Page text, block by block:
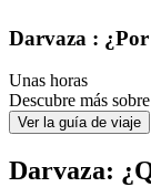
Darvaza :
Unas horas
Descubre más
Ver la guía de viaje
Darvaza: